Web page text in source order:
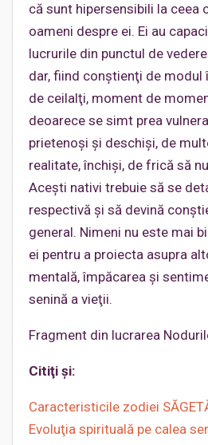
că sunt hipersensibili la ceea
oameni despre ei. Ei au
lucrurile din punctul de
dar, fiind conştienţi de modul
de ceilalţi, moment de
deoarece se simt prea
prietenoşi şi deschişi, de
realitate, închişi, de frică să
Aceşti nativi trebuie să se
respectivă şi să devină
general. Nimeni nu este mai
ei pentru a proiecta asupra
mentală, împăcarea şi
senină a vieţii.
Fragment din lucrarea
Citiţi şi:
Caracteristicile zodiei
Evoluţia spirituală pe calea